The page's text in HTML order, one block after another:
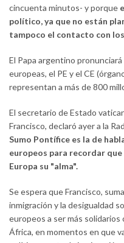
cincuenta minutos- y porque
político, ya que no están
tampoco el contacto con
El Papa argentino
europeas, el PE y el CE
representan a más de 800
El secretario de Estado
Francisco, declaró ayer a la
Sumo Pontífice es la de
europeos para recordar
Europa su "alma".
Se espera que Francisco,
inmigración y la desigualdad
europeos a ser más
África, en momentos en que